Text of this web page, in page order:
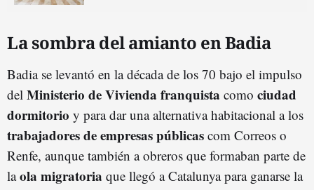
La sombra del amianto en Badia
Badia se levantó en la década de los 70 bajo el impulso
del Ministerio de Vivienda franquista como ciudad
dormitorio y para dar una alternativa habitacional a los
trabajadores de empresas públicas com Correos o
Renfe, aunque también a obreros que formaban parte de
laola migratoria que llegó a Catalunya para ganarse la